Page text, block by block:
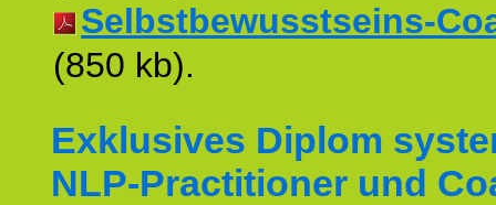
Selbstbewusstseins-
(850 kb).
Exklusives Diplom
NLP-Practitioner und